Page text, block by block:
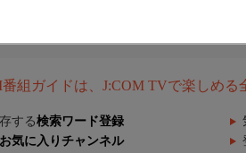
番組ガイドは、J:COM TVで楽しめ
する検索ワード登録
お気に入りチャンネル